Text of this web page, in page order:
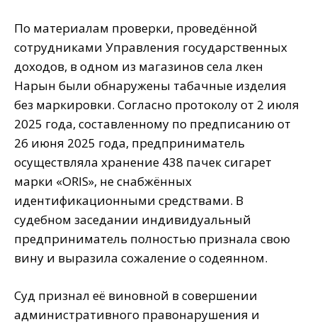
По материалам проверки, проведённой
сотрудниками Управления государственных
доходов, в одном из магазинов села Үлкен
Нарын были обнаружены табачные изделия
без маркировки. Согласно протоколу от 2 июля
2025 года, составленному по предписанию от
26 июня 2025 года, предприниматель
осуществляла хранение 438 пачек сигарет
марки «ORIS», не снабжённых
идентификационными средствами. В
судебном заседании индивидуальный
предприниматель полностью признала свою
вину и выразила сожаление о содеянном.
Суд признал её виновной в совершении
административного правонарушения и